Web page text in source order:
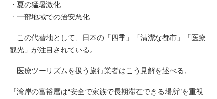
・夏の猛暑激化
・一部地域での治安悪化
この代替地として、日本の「四季」「清潔な都市」「医療
観光」が注目されている。
医療ツーリズムを扱う旅行業者はこう見解を述べる。
「湾岸の富裕層は“安全で家族で長期滞在できる場所”を重視